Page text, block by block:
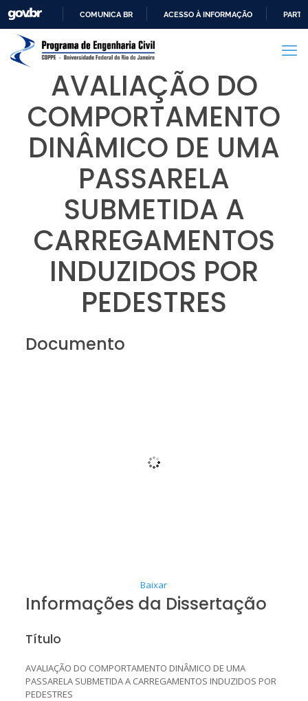
PARA
CONTEÚDO
COMUNICA BR ACESSO À INFORMAÇÃO
AVALIAÇÃO DO
COMPORTAMENTO
DINÂMICO DE UMA
PASSARELA
SUBMETIDA A
CARREGAMENTOS
INDUZIDOS POR
PEDESTRES
Documento
Baixar
Informações da Dissertação
Título
AVALIAÇÃO DO COMPORTAMENTO DINÂMICO DE UMA
PASSARELA SUBMETIDA A CARREGAMENTOS INDUZIDOS POR
PEDESTRES